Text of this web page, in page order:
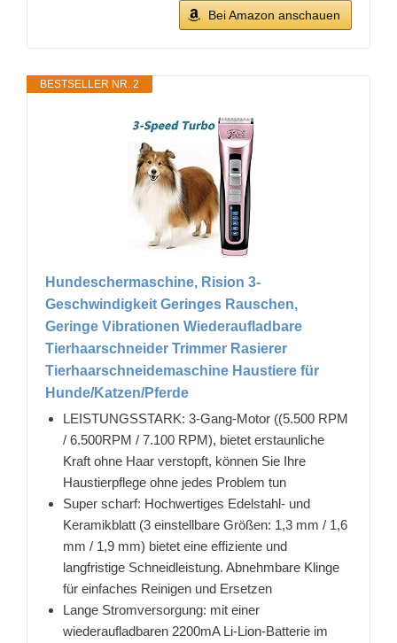
Bei Amazon anschauen
BESTSELLER NR. 2
Hundeschermaschine, Rision 3-
Geschwindigkeit Geringes Rauschen,
Geringe Vibrationen Wiederaufladbare
Tierhaarschneider Trimmer Rasierer
Tierhaarschneidemaschine Haustiere für
Hunde/Katzen/Pferde
LEISTUNGSSTARK: 3-Gang-Motor ((5.500 RPM
/ 6.500RPM / 7.100 RPM), bietet erstaunliche
Kraft ohne Haar verstopft, können Sie Ihre
Haustierpflege ohne jedes Problem tun
Super scharf: Hochwertiges Edelstahl- und
Keramikblatt (3 einstellbare Größen: 1,3 mm / 1,6
mm / 1,9 mm) bietet eine effiziente und
langfristige Schneidleistung. Abnehmbare Klinge
für einfaches Reinigen und Ersetzen
Lange Stromversorgung: mit einer
wiederaufladbaren 2200mA Li-Lion-Batterie im